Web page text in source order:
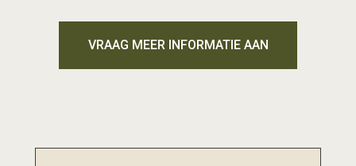
VRAAG MEER INFORMATIE AAN